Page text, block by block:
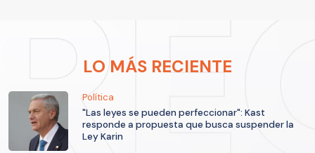
LO MÁS RECIENTE
Política
"Las leyes se pueden perfeccionar": Kast
responde a propuesta que busca suspender la
Ley Karin